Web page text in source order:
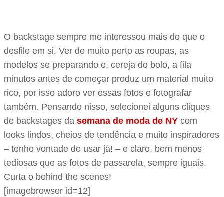
O backstage sempre me interessou mais do que o
desfile em si. Ver de muito perto as roupas, as
modelos se preparando e, cereja do bolo, a fila
minutos antes de começar produz um material muito
rico, por isso adoro ver essas fotos e fotografar
também. Pensando nisso, selecionei alguns cliques
de backstages da semana de moda de NY com
looks lindos, cheios de tendência e muito inspiradores
– tenho vontade de usar já! – e claro, bem menos
tediosas que as fotos de passarela, sempre iguais.
Curta o behind the scenes!
[imagebrowser id=12]